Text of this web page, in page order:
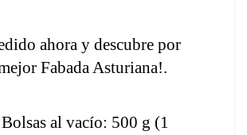
ahora y descubre por
Fabada Asturiana!.
Bolsas al vacío: 500 g (1